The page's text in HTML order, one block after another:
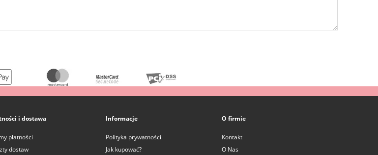
i dostawa
płatności
dostaw
Informacje
Polityka prywatności
Jak kupować?
O firmie
Kontakt
O Nas